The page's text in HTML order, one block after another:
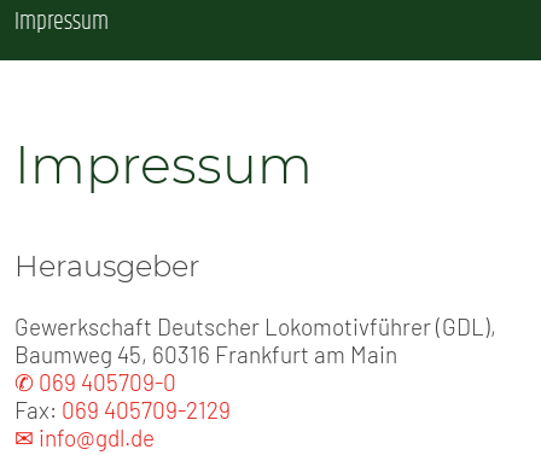
ÜBER UNS
GDL-JUGEND
TARIF
SERVICE
Impressum
Impressum
Herausgeber
Gewerkschaft Deutscher Lokomotivführer (GDL),
Baumweg 45, 60316 Frankfurt am Main
✆ 069 405709-0
Fax: 069 405709-2129
✉ info@gdl.de